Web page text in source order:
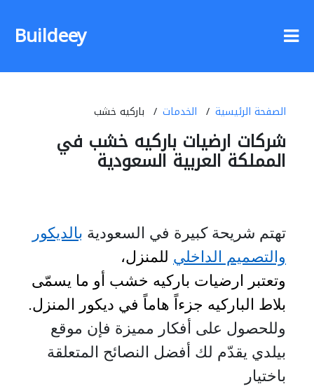
Buildeey
الصفحة الرئيسية الخدمات باركيه خشب
شركات ارضيات باركيه خشب في
المملكة العربية السعودية
تهتم شريحة كبيرة في السعودية بالديكور
والتصميم الداخلي للمنزل،
وتعتبر ارضيات باركيه خشب أو ما يسمّى
بلاط الباركيه جزءاً هاماً في ديكور المنزل.
وللحصول على أفكار مميزة فإن موقع
بيلدي يقدّم لك أفضل النصائح المتعلقة
باختيار